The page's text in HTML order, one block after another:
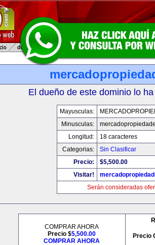
El dueño de este dominio lo
Mayusculas:
Minusculas:
Longitud:
18 caracteres
Categorias:
Sin Clasificar
Precio:
$5,500.00
Visitar!
Serán consideradas
COMPRAR AHORA
Precio $5,500.00
COMPRAR AHORA
Precio